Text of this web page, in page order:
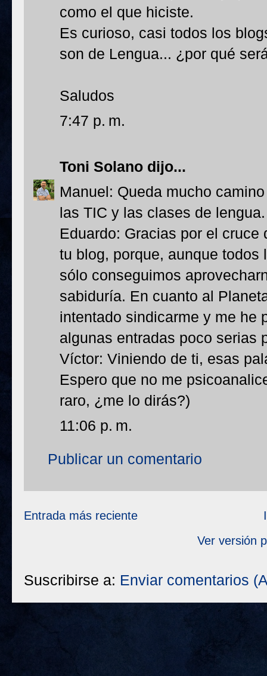
como el que hiciste.
Es curioso, casi todos los
son de Lengua... ¿por qué
Saludos
7:47 p. m.
Toni Solano dijo...
Manuel: Queda mucho
las TIC y las clases de
Eduardo: Gracias por el
tu blog, porque, aunque
sólo conseguimos
sabiduría. En cuanto al
intentado sindicarme y me he
algunas entradas poco serias
Víctor: Viniendo de ti, esas
Espero que no me
raro, ¿me lo dirás?)
11:06 p. m.
Publicar un comentario
Entrada más reciente
Ver versión
Suscribirse a: Enviar comentarios